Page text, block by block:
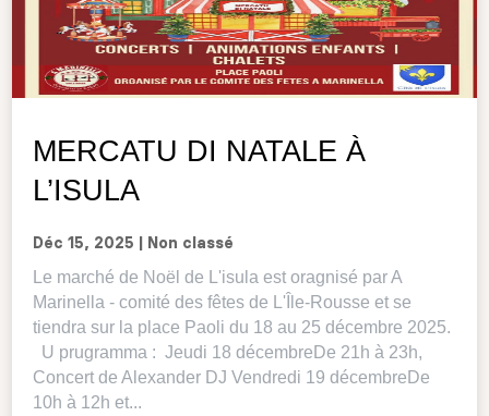
MERCATU DI NATALE À
L’ISULA
Déc 15, 2025 Non classé
Le marché de Noël de L'isula est oragnisé par A
Marinella - comité des fêtes de L'Île-Rousse et se
tiendra sur la place Paoli du 18 au 25 décembre 2025.
U prugramma : Jeudi 18 décembreDe 21h à 23h,
Concert de Alexander DJ Vendredi 19 décembreDe
10h à 12h et...